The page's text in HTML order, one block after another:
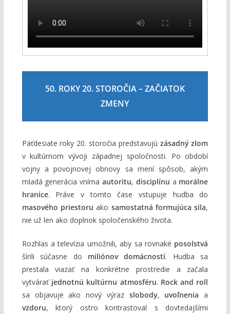
50. ROKY 20. STOROČIA – ZAČIATOK
ZMENY
Päťdesiate roky 20. storočia predstavujú zásadný zlom
v kultúrnom vývoji západnej spoločnosti. Po období
vojny a povojnovej obnovy sa mení spôsob, akým
mladá generácia vníma autoritu, disciplínu a morálne
hranice. Práve v tomto čase vstupuje hudba do
masového priestoru ako samostatná formujúca sila,
nie už len ako doplnok spoločenského života.
Rozhlas a televízia umožnili, aby sa rovnaké posolstvá
šírili súčasne do miliónov domácností. Hudba sa
prestala viazať na konkrétne prostredie a začala
vytvárať jednotnú kultúrnu atmosféru. Rock and roll
sa objavuje ako nový výraz slobody, uvoľnenia a
vzdoru, ktorý ostro kontrastoval s dovtedajšími